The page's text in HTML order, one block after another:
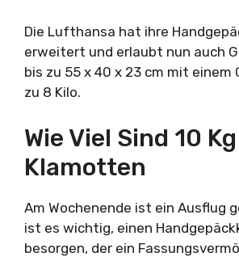
Die Lufthansa hat ihre
erweitert und erlaubt nun auch
bis zu 55 x 40 x 23 cm mit einem
zu 8 Kilo.
Wie Viel Sind 10 Kg
Klamotten
Am Wochenende ist ein Ausflug
ist es wichtig, einen
besorgen, der ein